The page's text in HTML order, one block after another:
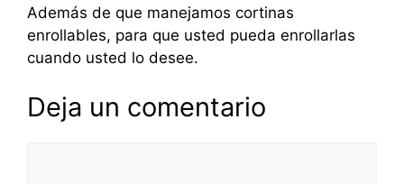
Además de que manejamos cortinas
enrollables, para que usted pueda enrollarlas
cuando usted lo desee.
Deja un comentario